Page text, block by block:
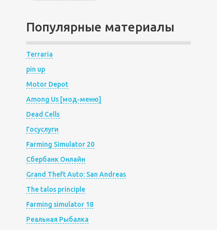
Популярные материалы
Terraria
pin up
Motor Depot
Among Us [мод-меню]
Dead Cells
Госуслуги
Farming Simulator 20
Сбербанк Онлайн
Grand Theft Auto: San Andreas
The talos principle
Farming simulator 18
Реальная Рыбалка